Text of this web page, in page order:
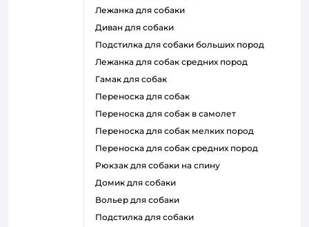
лежанка для собаки
диван для собаки
подстилка для собаки больших пород
лежанка для собак средних пород
гамак для собак
переноска для собак
переноска для собак в самолет
переноска для собак мелких пород
переноска для собак средних пород
рюкзак для собаки на спину
домик для собаки
вольер для собаки
подстилка для собаки